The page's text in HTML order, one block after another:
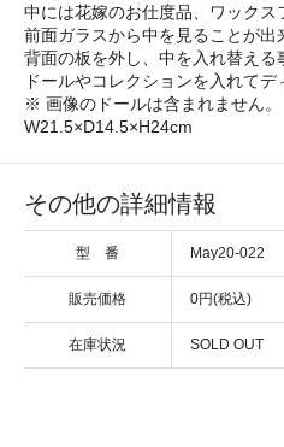
中には花嫁のお仕度品、ワック
前面ガラスから中を見ることが出
背面の板を外し、中を入れ替える
ドールやコレクションを入れてデ
※ 画像のドールは含まれません。
W21.5×D14.5×H24cm
その他の詳細情報
型 番 May20-022
販売価格 0円(税込)
在庫状況 SOLD OUT